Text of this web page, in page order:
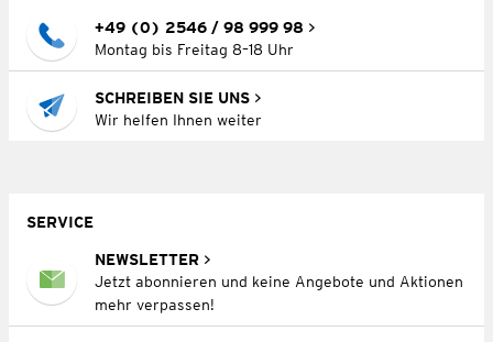
+49 (0) 2546 / 98 999 98
Montag bis Freitag 8–18 Uhr
SCHREIBEN SIE UNS
Wir helfen Ihnen weiter
SERVICE
NEWSLETTER
Jetzt abonnieren und keine Angebote und Aktionen
mehr verpassen!